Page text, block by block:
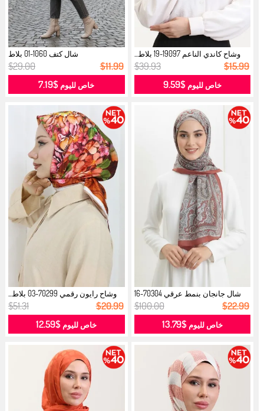
وشاح كاندي الناعم 19097-19 بلاط...
$39.93 $15.99
خاص لليوم$9.59
شال كتف 1060-01 بلاط
$29.00 $11.99
خاص لليوم $7.19
شال جانجان بنمط عرقي 70304-16
تيراك...
$100.00 $22.99
خاص لليوم$13.79
وشاح رايون رقمي 70299-03 بلاط...
$51.31 $20.99
خاص لليوم $12.59